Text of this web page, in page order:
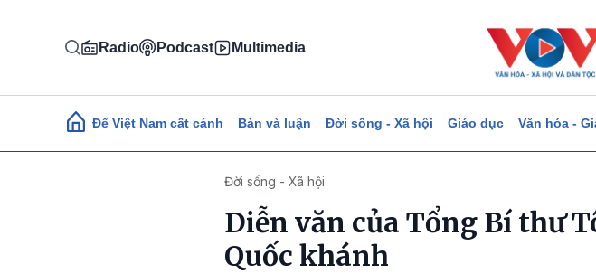
Radio Podcast Multimedia
Main navigation
Để Việt Nam cất cánh Bàn và luận Đời sống - Xã hội Giáo dục Văn hóa -
Đời sống - Xã hội
Diễn văn của Tổng Bí thư
Quốc khánh